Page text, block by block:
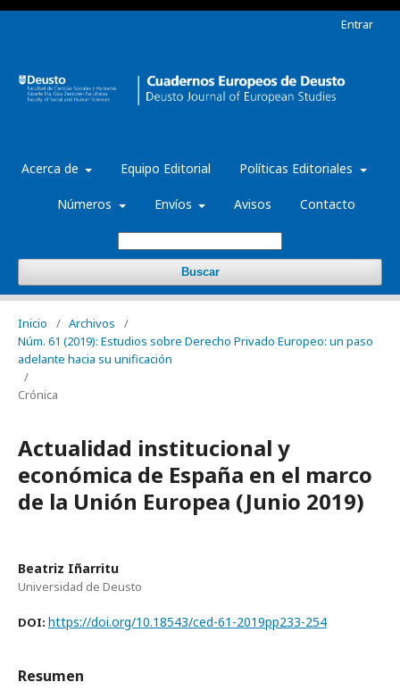
Acerca de Equipo Editorial Políticas Editoriales
Números Envíos Avisos Contacto
Buscar
Entrar
Inicio / Archivos
/
Núm. 61 (2019): Estudios sobre Derecho Privado Europeo: un paso
adelante hacia su unificación
/
Crónica
Actualidad institucional y
económica de España en el marco
de la Unión Europea (Junio 2019)
Beatriz Iñarritu
Universidad de Deusto
DOI: https://doi.org/10.18543/ced-61-2019pp233-254
Resumen